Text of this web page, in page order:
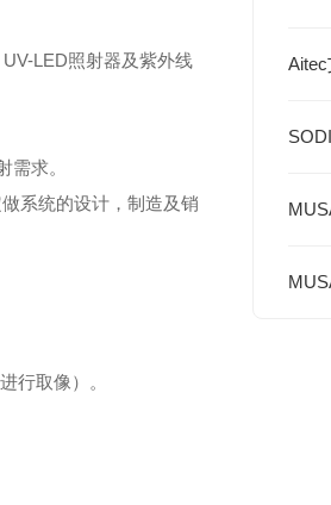
LED照射器及紫外线
求。
系统的设计，制造及销
行取像）。